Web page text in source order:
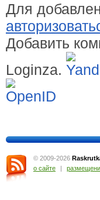
Для
Добавить
Loginza.
© 2009-2026
о сайте
|